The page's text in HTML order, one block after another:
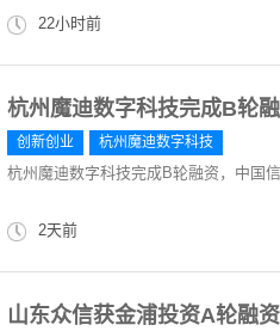
22小时前
杭州魔迪数字科技完成B轮
创新创业 杭州魔迪数字科技
杭州魔迪数字科技完成B轮融资，中国
2天前
山东众信获金浦投资A轮融